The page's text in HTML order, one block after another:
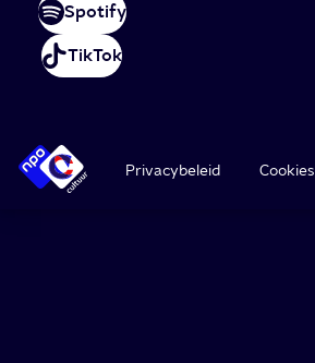
Spotify
TikTok
Privacybeleid Cookies